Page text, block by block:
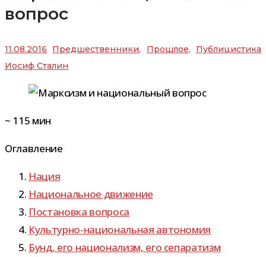
вопрос
11.08.2016 Предшественники, Прошлое, Публицистика
Иосиф Сталин
~ 115 мин
Оглавление
Нация
Национальное движение
Постановка вопроса
Культурно-​национальная автономия
Бунд, его наци­о­на­лизм, его сепаратизм